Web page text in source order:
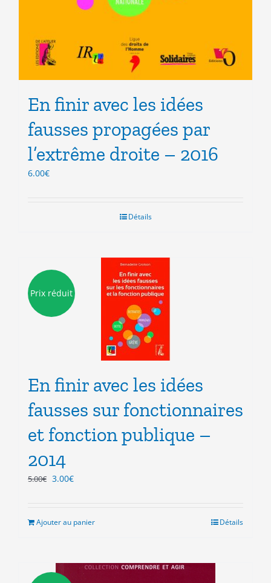
En finir avec les idées
fausses propagées par
l’extrême droite – 2016
6.00€
Détails
Prix réduit
En finir avec les idées
fausses sur fonctionnaires
et fonction publique –
2014
5.00€ Le
était :
3.00€Le
est :
Ajouter au panier Détails